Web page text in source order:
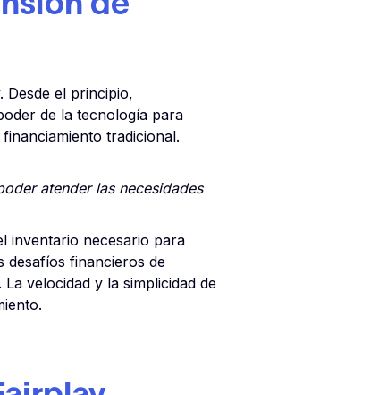
Desde el principio,
de la tecnología para
tradicional.
atender las necesidades
inventario necesario para
desafíos financieros de
velocidad y la simplicidad de